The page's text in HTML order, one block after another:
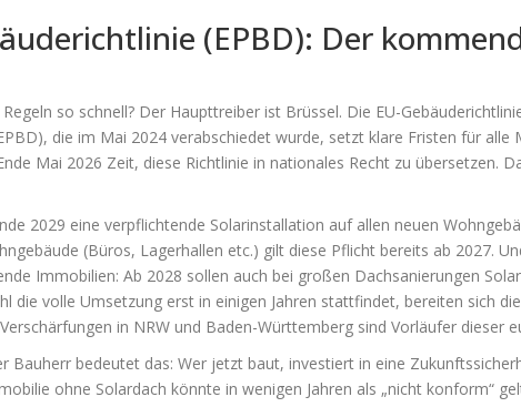
(EPBD): Der
so schnell? Der Haupttreiber ist Brüssel. Die EU-
die im Mai 2024 verabschiedet wurde, setzt klare Fristen für alle
Mai 2026 Zeit, diese Richtlinie in nationales Recht zu übersetzen.
2029 eine verpflichtende Solarinstallation auf allen neuen
(Büros, Lagerhallen etc.) gilt diese Pflicht bereits ab 2027.
Immobilien: Ab 2028 sollen auch bei großen Dachsanierungen
die volle Umsetzung erst in einigen Jahren stattfindet, bereiten sich
in NRW und Baden-Württemberg sind Vorläufer dieser
Bauherr bedeutet das: Wer jetzt baut, investiert in eine
ohne Solardach könnte in wenigen Jahren als „nicht konform“